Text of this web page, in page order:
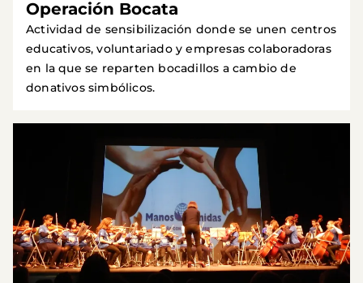
Operación Bocata
Actividad de sensibilización donde se unen centros
educativos, voluntariado y empresas colaboradoras
en la que se reparten bocadillos a cambio de
donativos simbólicos.